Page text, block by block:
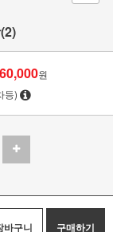
원
등)
바구니 구매하기